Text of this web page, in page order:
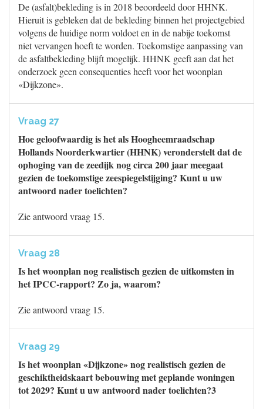
De (asfalt)bekleding is in 2018 beoordeeld door HHNK.
Hieruit is gebleken dat de bekleding binnen het projectgebied
volgens de huidige norm voldoet en in de nabije toekomst
niet vervangen hoeft te worden. Toekomstige aanpassing van
de asfaltbekleding blijft mogelijk. HHNK geeft aan dat het
onderzoek geen consequenties heeft voor het woonplan
«Dijkzone».
Vraag 27
Hoe geloofwaardig is het als Hoogheemraadschap
Hollands Noorderkwartier (HHNK) veronderstelt dat de
ophoging van de zeedijk nog circa 200 jaar meegaat
gezien de toekomstige zeespiegelstijging? Kunt u uw
antwoord nader toelichten?
Zie antwoord vraag 15.
Vraag 28
Is het woonplan nog realistisch gezien de uitkomsten in
het IPCC-rapport? Zo ja, waarom?
Zie antwoord vraag 15.
Vraag 29
Is het woonplan «Dijkzone» nog realistisch gezien de
geschiktheidskaart bebouwing met geplande woningen
tot 2029? Kunt u uw antwoord nader toelichten?3